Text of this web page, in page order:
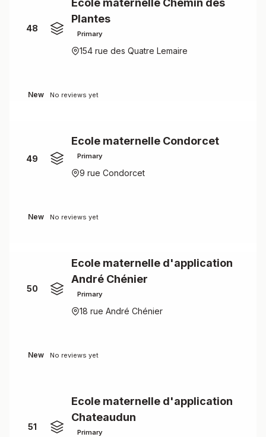
48
Ecole maternelle Chemin des
Plantes
Primary
154 rue des Quatre Lemaire
New No reviews yet
49
Ecole maternelle Condorcet
Primary
9 rue Condorcet
New No reviews yet
50
Ecole maternelle d'application
André Chénier
Primary
18 rue André Chénier
New No reviews yet
51
Ecole maternelle d'application
Chateaudun
Primary